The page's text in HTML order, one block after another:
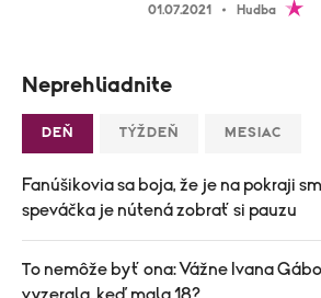
01.07.2021 Hudba
Neprehliadnite
DEŇ TÝŽDEŇ MESIAC
Fanúšikovia sa boja, že je na pokraji
speváčka je nútená zobrať si pauzu
To nemôže byť ona: Vážne Ivana
vyzerala, keď mala 18?